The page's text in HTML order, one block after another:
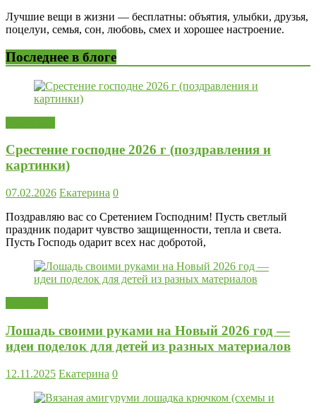
Лучшие вещи в жизни — бесплатны: объятия, улыбки, друзья,
поцелуи, семья, сон, любовь, смех и хорошее настроение.
Последнее в блоге
Срестение господне 2026 г (поздравления и
картинки)
07.02.2026 Екатерина 0
Поздравляю вас со Сретением Господним! Пусть светлый
праздник подарит чувство защищенности, тепла и света.
Пусть Господь одарит всех нас добротой,
Лошадь своими руками на Новый 2026 год —
идеи поделок для детей из разных материалов
12.11.2025 Екатерина 0